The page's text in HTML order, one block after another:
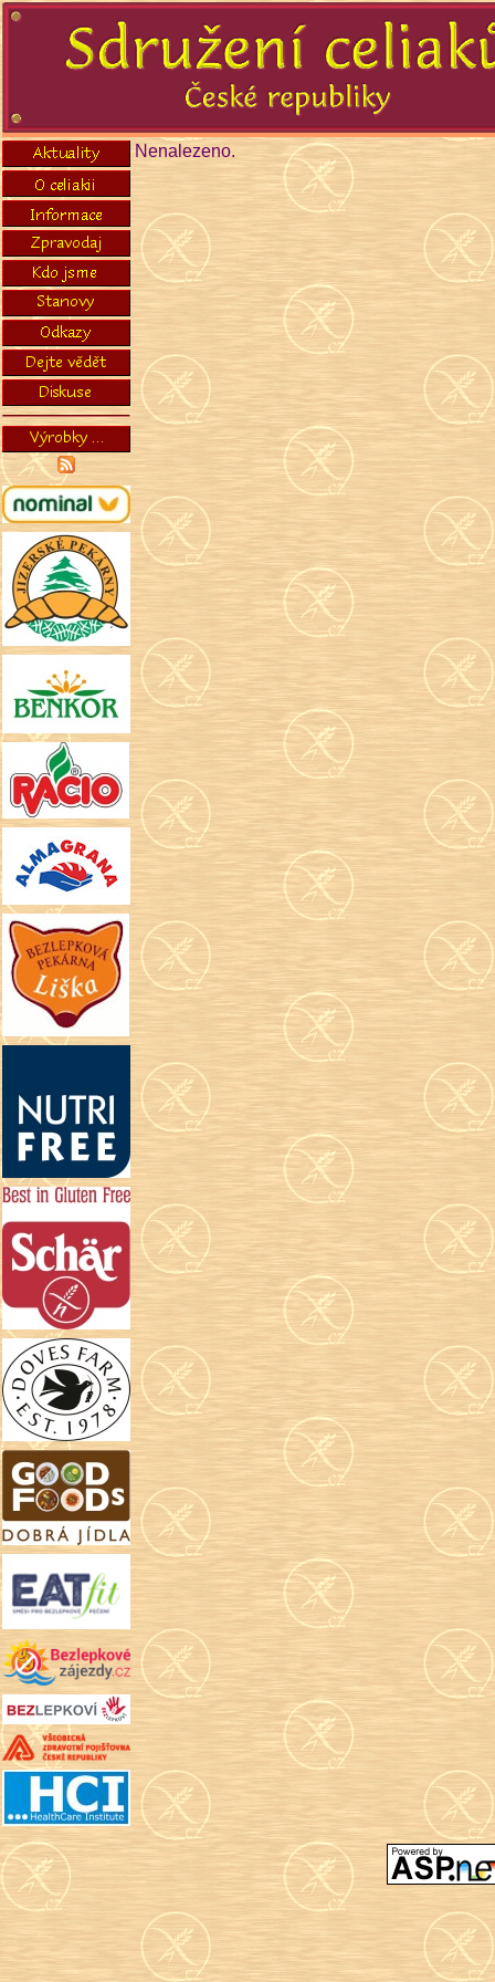
Nenalezeno.